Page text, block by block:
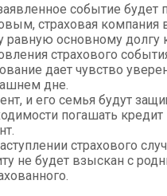
событие будет
страховая компания
равную основному долгу
страхового
дает чувство
дне.
и его семья будут
погашать
страхового
не будет взыскан с